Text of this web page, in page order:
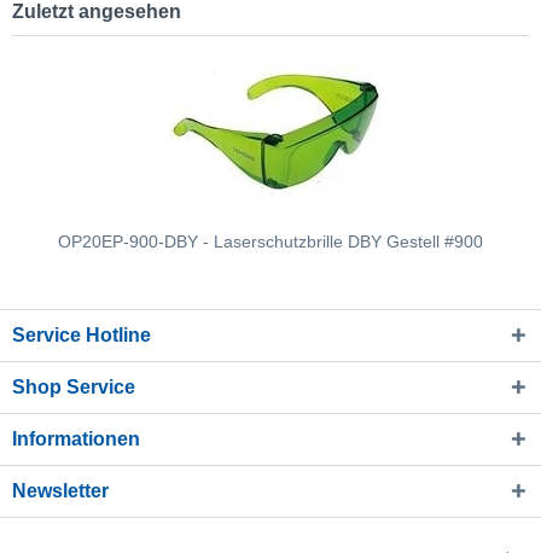
Zuletzt angesehen
OP20EP-900-DBY - Laserschutzbrille DBY Gestell #900
Service Hotline
Shop Service
Informationen
Newsletter